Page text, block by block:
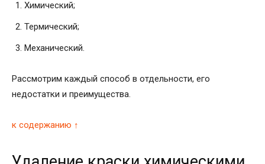
Химический;
Термический;
Механический.
Рассмотрим каждый способ в отдельности, его
недостатки и преимущества.
к содержанию ↑